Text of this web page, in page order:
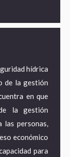
hídrica
de la gestión
en que
la gestión
las personas,
económico
para